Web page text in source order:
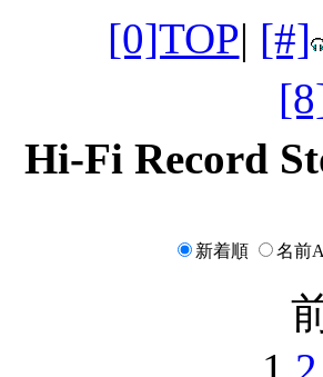
[0]TOP| [#]
Hi-Fi Record
新着順 名前